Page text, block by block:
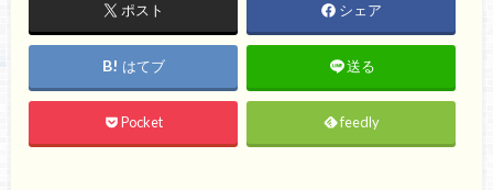
ポスト シェア
はてブ 送る
Pocket feedly